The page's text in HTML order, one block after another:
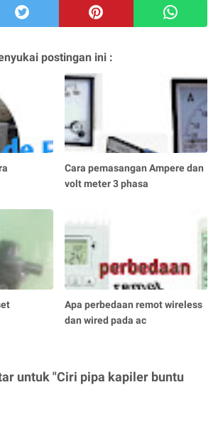
postingan ini :
Cara pemasangan Ampere dan
volt meter 3 phasa
Apa perbedaan remot wireless
dan wired pada ac
untuk "Ciri pipa kapiler buntu